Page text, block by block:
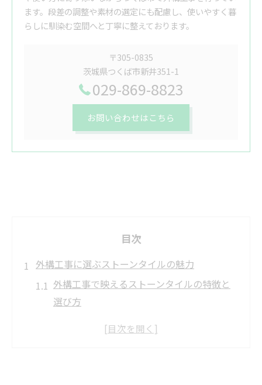
ます。段差の調整や素材の選定にも配慮し、使いやすく暮
らしに馴染む空間へと丁寧に整えております。
〒305-0835
茨城県つくば市新井351-1
029-869-8823
お問い合わせはこちら
目次
外構工事に選ぶストーンタイルの魅力
外構工事で映えるストーンタイルの特徴と
選び方
ストーンタイルが外構工事で人気の理由と